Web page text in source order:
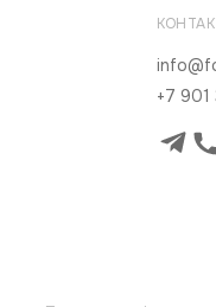
+7